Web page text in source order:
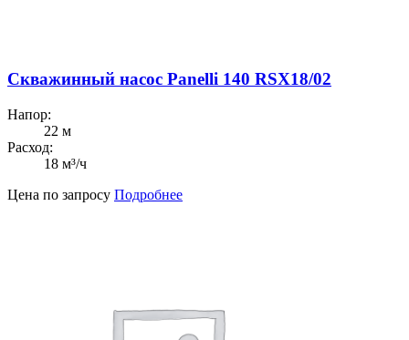
Скважинный насос Panelli 140 RSX18/02
Напор:
22 м
Расход:
18 м³/ч
Цена по запросу Подробнее